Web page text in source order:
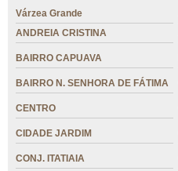
Várzea Grande
ANDREIA CRISTINA
BAIRRO CAPUAVA
BAIRRO N. SENHORA DE FÁTIMA
CENTRO
CIDADE JARDIM
CONJ. ITATIAIA